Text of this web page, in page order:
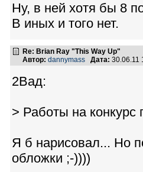
Ну, в ней хотя бы 8
В иных и того нет.
Re: Brian Ray "This Way Up"
Автор: dannymass Дата:
2Вад:
> Работы на
Я б нарисовал... Но
обложки ;-))))